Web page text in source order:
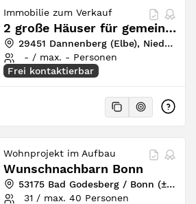
Immobilie zum Verkauf
2 große Häuser für gemeinsames Leben im Wendland
29451 Dannenberg (Elbe), Niedersachsen, Deutschland
- / max. - Personen
Frei kontaktierbar
Wohnprojekt im Aufbau
Wunschnachbarn Bonn
53175 Bad Godesberg / Bonn (± 10 km), Nordrhein-Westfalen, Deutschland
31 / max. 40 Personen